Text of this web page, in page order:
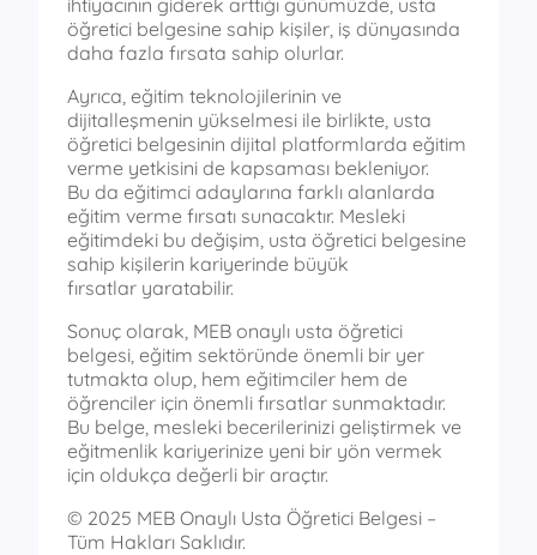
öğretici belgesine sahip kişiler, iş dünyasında
daha fazla fırsata sahip olurlar.
Ayrıca, eğitim teknolojilerinin ve
dijitalleşmenin yükselmesi ile birlikte, usta
öğretici belgesinin dijital platformlarda eğitim
verme yetkisini de kapsaması bekleniyor.
Bu da eğitimci adaylarına farklı alanlarda
eğitim verme fırsatı sunacaktır. Mesleki
eğitimdeki bu değişim, usta öğretici belgesine
sahip kişilerin kariyerinde büyük
fırsatlar yaratabilir.
Sonuç olarak, MEB onaylı usta öğretici
belgesi, eğitim sektöründe önemli bir yer
tutmakta olup, hem eğitimciler hem de
öğrenciler için önemli fırsatlar sunmaktadır.
Bu belge, mesleki becerilerinizi geliştirmek ve
eğitmenlik kariyerinize yeni bir yön vermek
için oldukça değerli bir araçtır.
© 2025 MEB Onaylı Usta Öğretici Belgesi –
Tüm Hakları Saklıdır.